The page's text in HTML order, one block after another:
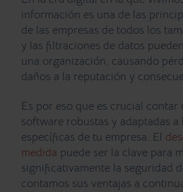
información es una de las
de las empresas de todos los
y las filtraciones de datos
una organización, causando
daños a la reputación y
Es por eso que es crucial contar
software robustas y adaptadas a
específicas de tu empresa. El
medida puede ser la clave para
significativamente la seguridad
contamos sus ventajas a